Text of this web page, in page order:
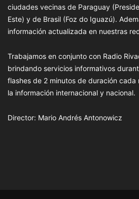
ciudades vecinas de Paraguay
Este) y de Brasil (Foz do Iguazú).
información actualizada en nuestras
Trabajamos en conjunto con Radio
brindando servicios informativos
flashes de 2 minutos de duración
la información internacional y nacional.
Director: Mario Andrés Antonowicz